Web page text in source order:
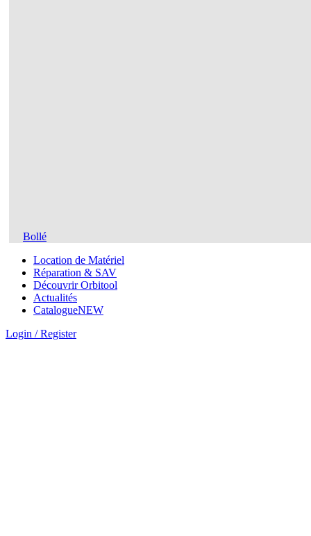
Bollé
Location de Matériel
Réparation & SAV
Découvrir Orbitool
Actualités
CatalogueNEW
Login / Register